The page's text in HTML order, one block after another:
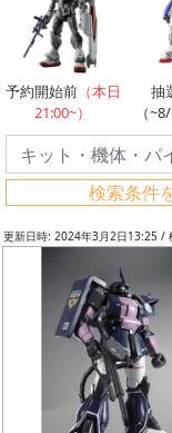
予約開始前（本日
21:00~）
抽
（
検索条件
更新日時: 2024年3月2日13:25 /